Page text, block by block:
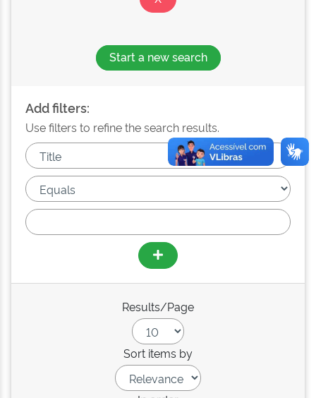
Start a new search
Add filters:
Use filters to refine the search results.
Results/Page
Sort items by